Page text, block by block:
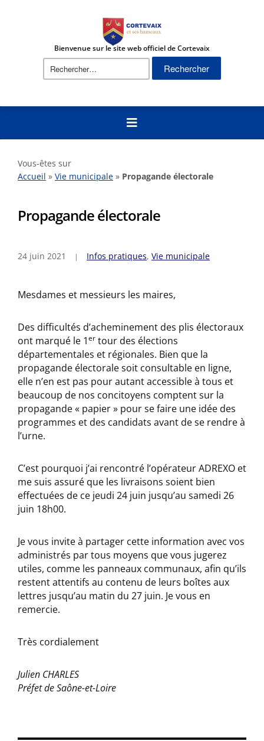
Bienvenue sur le site web officiel de Cortevaix
Rechercher :
Vous-êtes sur
Accueil » Vie municipale » Propagande électorale
Propagande électorale
24 juin 2021 Infos pratiques, Vie municipale
Mesdames et messieurs les maires,
Des difficultés d’acheminement des plis électoraux
ont marqué le 1er tour des élections
départementales et régionales. Bien que la
propagande électorale soit consultable en ligne,
elle n’en est pas pour autant accessible à tous et
beaucoup de nos concitoyens comptent sur la
propagande « papier » pour se faire une idée des
programmes et des candidats avant de se rendre à
l’urne.
C’est pourquoi j’ai rencontré l’opérateur ADREXO et
me suis assuré que les livraisons soient bien
effectuées de ce jeudi 24 juin jusqu’au samedi 26
juin 18h00.
Je vous invite à partager cette information avec vos
administrés par tous moyens que vous jugerez
utiles, comme les panneaux communaux, afin qu’ils
restent attentifs au contenu de leurs boîtes aux
lettres jusqu’au matin du 27 juin. Je vous en
remercie.
Très cordialement
Julien CHARLES
Préfet de Saône-et-Loire